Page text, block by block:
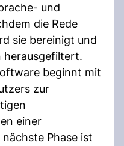
und
die Rede
sie bereinigt und
herausgefiltert.
beginnt mit
zur
einer
Phase ist